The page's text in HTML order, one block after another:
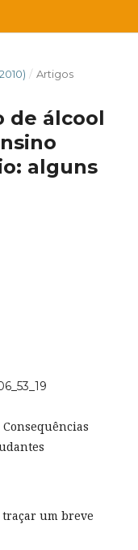
/ Artigos
de álcool
alguns
um breve